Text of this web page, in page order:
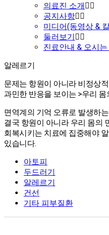
의료진 소개
공지사항
미디어(동영상 &
둘러보기
진료안내 & 오시는
알레르기
알레르기
문제는 항원이 아니라 비정상
과민한 반응을 보이는 >우리
면역계의 기억 오류로 발생하
결국 항원이 아니라 우리 몸의
회복시키는 치료에 집중해야
있습니다.
아토피
두드러기
알레르기
건선
기타 피부질환